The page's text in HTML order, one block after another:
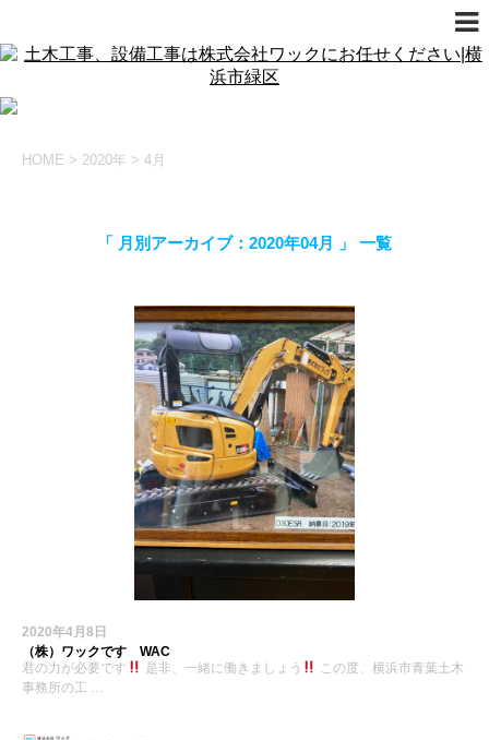
HOME > 2020年 > 4月
「 月別アーカイブ：2020年04月 」 一覧
2020年4月8日
（株）ワックです WAC
君の力が必要です
是非、一緒に働きましょう
この度、横浜市青葉土木
事務所の工 …